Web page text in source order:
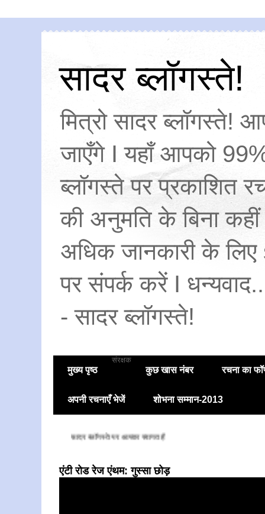
सादर ब्लॉगस्ते!
मित्रो सादर ब्लॉगस्ते!
जाएँगे I यहाँ आपको
ब्लॉगस्ते पर प्रकाशित
की अनुमति के बिना
अधिक जानकारी के लिए
पर संपर्क करें I
- सादर ब्लॉगस्ते!
मुख्य पृष्ठ
संरक्षक
कुछ खास नंबर रचना का
अपनी रचनाएँ भेजें शोभना सम्मान-2013
सादर ब्लॉगस्ते पर आपका स्वागत है
एंटी रोड रेज एंथम: गुस्सा छोड़